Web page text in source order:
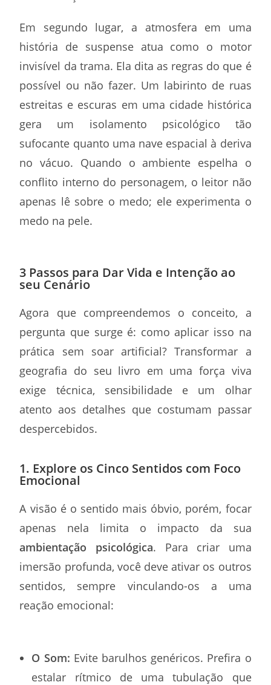
Em segundo lugar, a atmosfera em uma
história de suspense atua como o motor
invisível da trama. Ela dita as regras do que é
possível ou não fazer. Um labirinto de ruas
estreitas e escuras em uma cidade histórica
gera um isolamento psicológico tão
sufocante quanto uma nave espacial à deriva
no vácuo. Quando o ambiente espelha o
conflito interno do personagem, o leitor não
apenas lê sobre o medo; ele experimenta o
medo na pele.
3 Passos para Dar Vida e Intenção ao
seu Cenário
Agora que compreendemos o conceito, a
pergunta que surge é: como aplicar isso na
prática sem soar artificial? Transformar a
geografia do seu livro em uma força viva
exige técnica, sensibilidade e um olhar
atento aos detalhes que costumam passar
despercebidos.
1. Explore os Cinco Sentidos com Foco
Emocional
A visão é o sentido mais óbvio, porém, focar
apenas nela limita o impacto da sua
ambientação psicológica. Para criar uma
imersão profunda, você deve ativar os outros
sentidos, sempre vinculando-os a uma
reação emocional:
O Som: Evite barulhos genéricos. Prefira o
estalar rítmico de uma tubulação que